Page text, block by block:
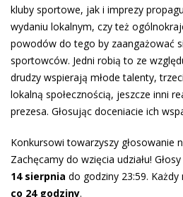
kluby sportowe, jak i imprezy
wydaniu lokalnym, czy też
powodów do tego by zaangażować
sportowców. Jedni robią to ze
drudzy wspierają młode talenty,
lokalną społecznością, jeszcze inni
prezesa. Głosując doceniacie ich
Konkursowi towarzyszy głosowanie
Zachęcamy do wzięcia udziału!
14 sierpnia do godziny 23:59.
co 24 godziny.